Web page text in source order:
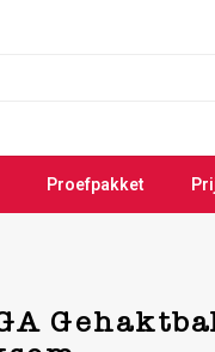
Proefpakket